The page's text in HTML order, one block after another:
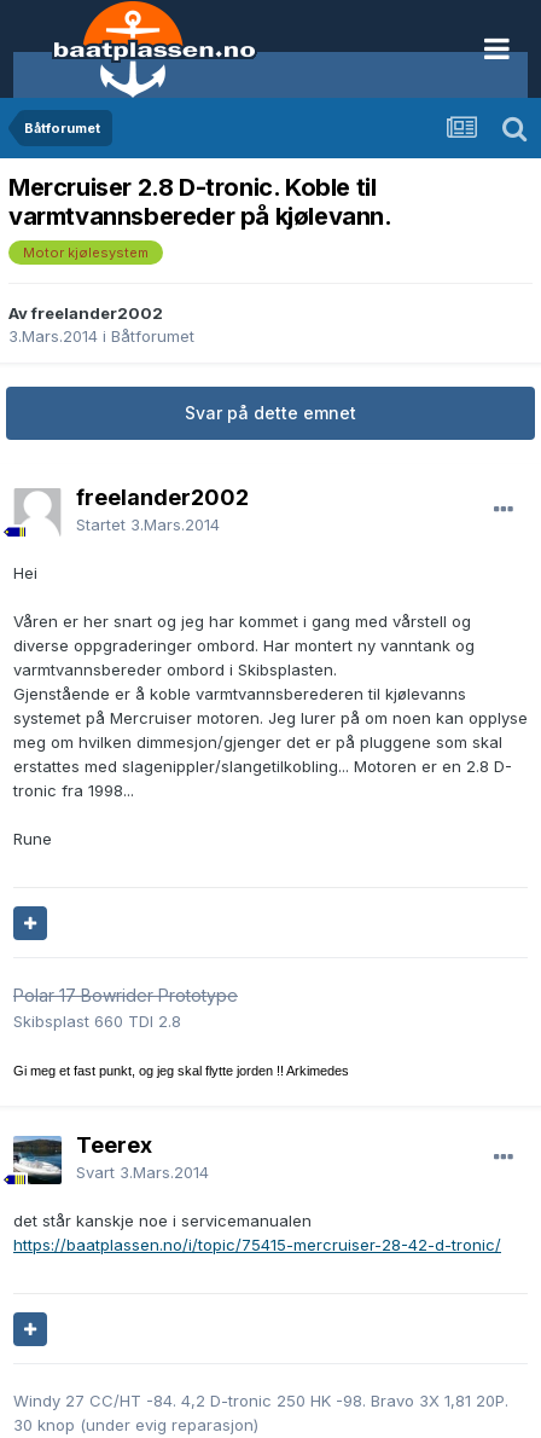
Båtforumet
Mercruiser 2.8 D-tronic. Koble til
varmtvannsbereder på kjølevann.
Motor kjølesystem
Av freelander2002
3.Mars.2014 i Båtforumet
Svar på dette emnet
freelander2002
Startet 3.Mars.2014
Hei
Våren er her snart og jeg har kommet i gang med vårstell og
diverse oppgraderinger ombord. Har montert ny vanntank og
varmtvannsbereder ombord i Skibsplasten.
Gjenstående er å koble varmtvannsberederen til kjølevanns
systemet på Mercruiser motoren. Jeg lurer på om noen kan opplyse
meg om hvilken dimmesjon/gjenger det er på pluggene som skal
erstattes med slagenippler/slangetilkobling... Motoren er en 2.8 D-
tronic fra 1998...
Rune
Polar 17 Bowrider Prototype
Skibsplast 660 TDI 2.8
Gi meg et fast punkt, og jeg skal flytte jorden !! Arkimedes
Teerex
Svart 3.Mars.2014
det står kanskje noe i servicemanualen
https://baatplassen.no/i/topic/75415-mercruiser-28-42-d-tronic/
Windy 27 CC/HT -84. 4,2 D-tronic 250 HK -98. Bravo 3X 1,81 20P.
30 knop (under evig reparasjon)